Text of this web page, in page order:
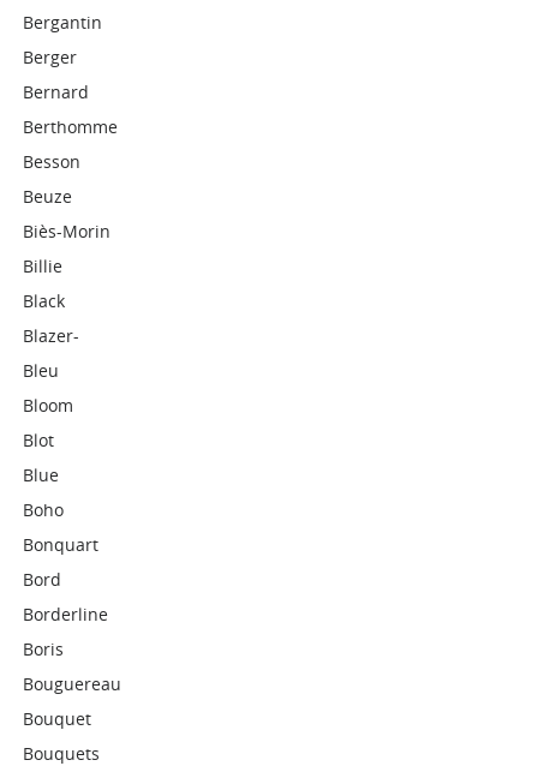
Bergantin
Berger
Bernard
Berthomme
Besson
Beuze
Biès-Morin
Billie
Black
Blazer-
Bleu
Bloom
Blot
Blue
Boho
Bonquart
Bord
Borderline
Boris
Bouguereau
Bouquet
Bouquets